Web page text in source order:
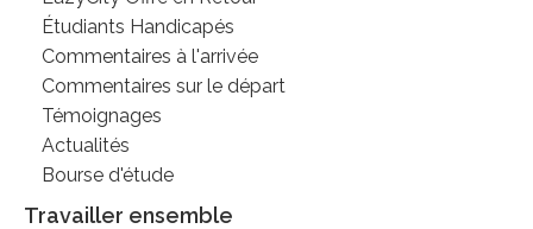
Étudiants Handicapés
Commentaires à l'arrivée
Commentaires sur le départ
Témoignages
Actualités
Bourse d'étude
Travailler ensemble